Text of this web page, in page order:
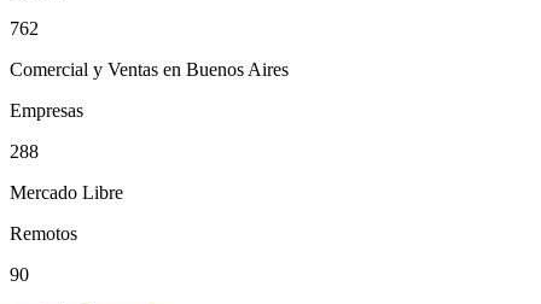
762
Comercial y Ventas en Buenos Aires
Empresas
288
Mercado Libre
Remotos
90